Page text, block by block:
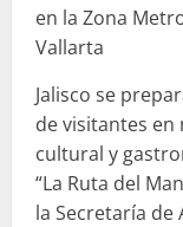
en la Zona
Vallarta
Jalisco se
de visitantes
cultural y
“La Ruta del
la Secretaría